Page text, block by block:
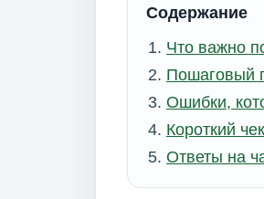
Содержание
Что важно
Пошаговый
Ошибки,
Короткий
Ответы на